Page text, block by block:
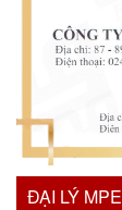
ĐẠI LÝ MPE